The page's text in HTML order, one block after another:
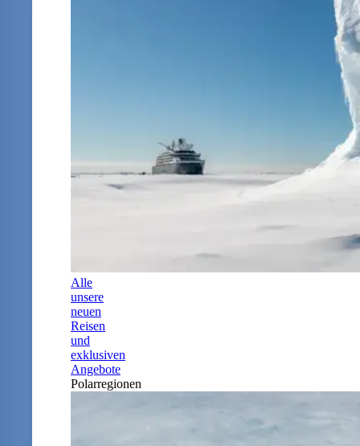
Alle
unsere
neuen
Reisen
und
exklusiven
Angebote
Polarregionen